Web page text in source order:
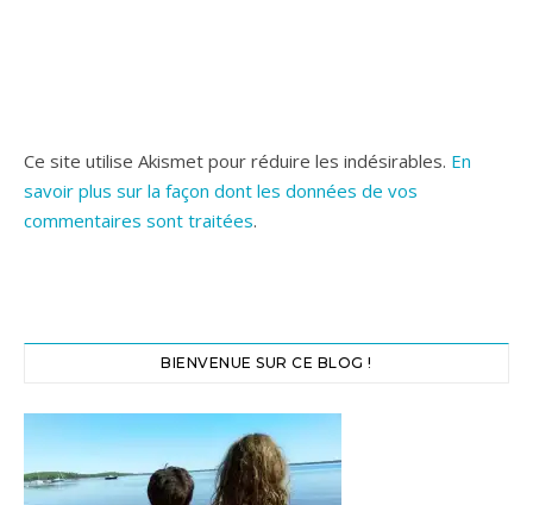
Ce site utilise Akismet pour réduire les indésirables. En
savoir plus sur la façon dont les données de vos
commentaires sont traitées.
BIENVENUE SUR CE BLOG !